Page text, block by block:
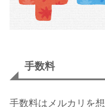
手数料
手数料はメルカリを